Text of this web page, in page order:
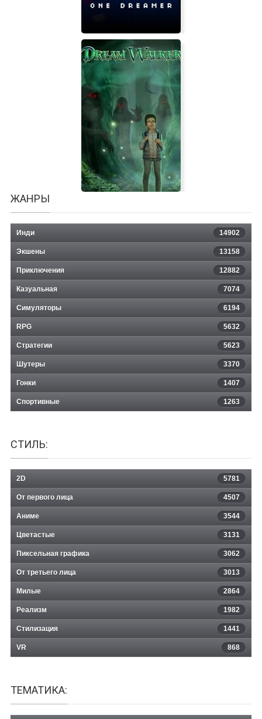
One Dreamer
ЖАНРЫ
Инди 14902
Экшены 13158
Приключения 12882
Казуальная 7074
Симуляторы 6194
RPG 5632
Стратегии 5623
Шутеры 3370
Гонки 1407
Спортивные 1263
СТИЛЬ:
2D 5781
От первого лица 4507
Аниме 3544
Цветастые 3131
Пиксельная графика 3062
От третьего лица 3013
Милые 2864
Реализм 1982
Стилизация 1441
VR 868
ТЕМАТИКА: